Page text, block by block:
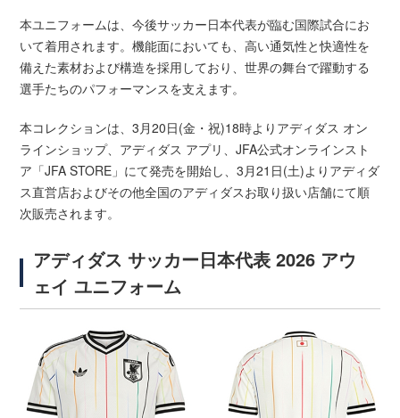
本ユニフォームは、今後サッカー日本代表が臨む国際試合にお
いて着用されます。機能面においても、高い通気性と快適性を
備えた素材および構造を採用しており、世界の舞台で躍動する
選手たちのパフォーマンスを支えます。
本コレクションは、3月20日(金・祝)18時よりアディダス オン
ラインショップ、アディダス アプリ、JFA公式オンラインスト
ア「JFA STORE」にて発売を開始し、3月21日(土)よりアディダ
ス直営店およびその他全国のアディダスお取り扱い店舗にて順
次販売されます。
アディダス サッカー日本代表 2026 アウ
ェイ ユニフォーム